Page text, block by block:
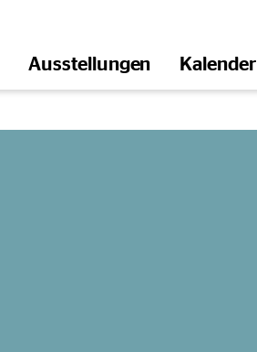
Ausstellungen Kalender